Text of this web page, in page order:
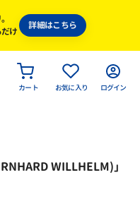
け
詳細はこちら
カート お気に入り ログイン
WILLHELM)」